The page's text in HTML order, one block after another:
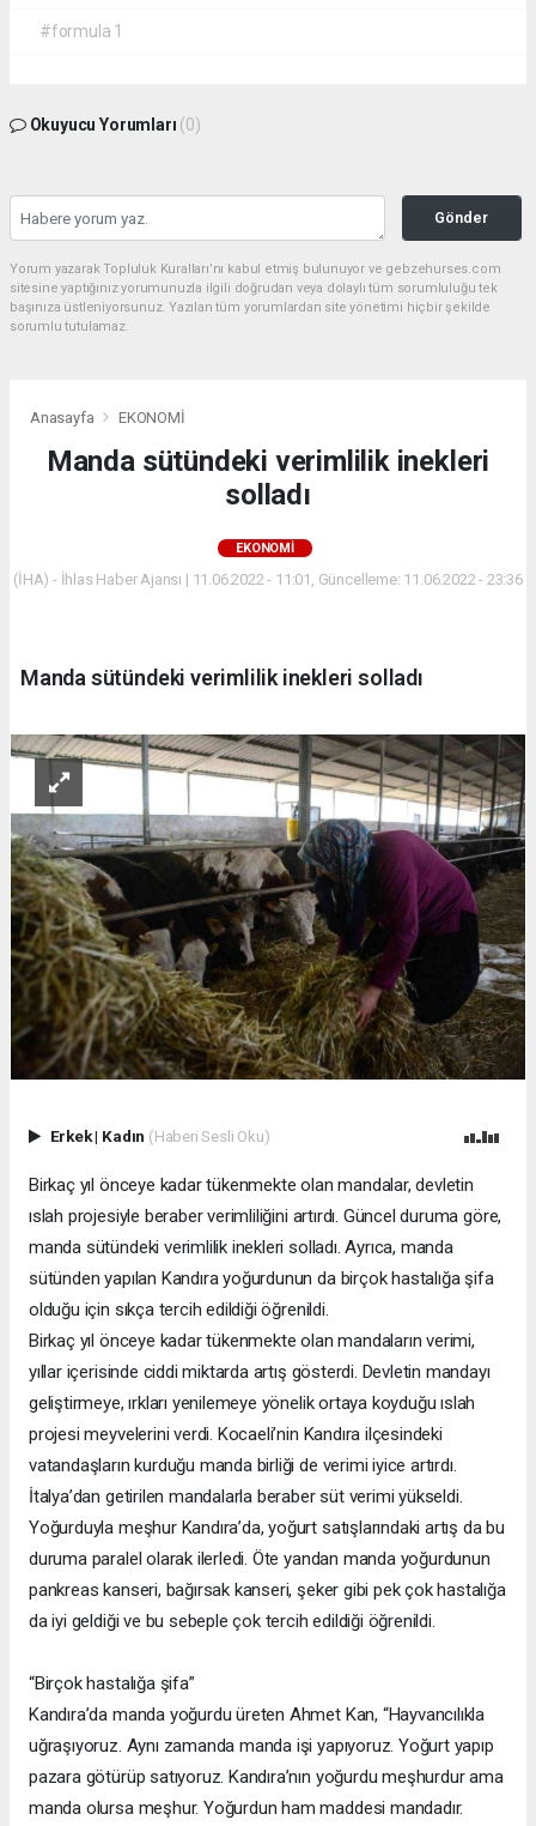
#formula 1
Okuyucu Yorumları (0)
Gönder
Yorum yazarak Topluluk Kuralları’nı kabul etmiş bulunuyor ve gebzehurses.com
sitesine yaptığınız yorumunuzla ilgili doğrudan veya dolaylı tüm sorumluluğu tek
başınıza üstleniyorsunuz. Yazılan tüm yorumlardan site yönetimi hiçbir şekilde
sorumlu tutulamaz.
Anasayfa EKONOMİ
Manda sütündeki verimlilik inekleri
solladı
EKONOMİ
(İHA) - İhlas Haber Ajansı | 11.06.2022 - 11:01, Güncelleme: 11.06.2022 - 23:36
Manda sütündeki verimlilik inekleri solladı
Erkek| Kadın (Haberi Sesli Oku)
Birkaç yıl önceye kadar tükenmekte olan mandalar, devletin
ıslah projesiyle beraber verimliliğini artırdı. Güncel duruma göre,
manda sütündeki verimlilik inekleri solladı. Ayrıca, manda
sütünden yapılan Kandıra yoğurdunun da birçok hastalığa şifa
olduğu için sıkça tercih edildiği öğrenildi.
Birkaç yıl önceye kadar tükenmekte olan mandaların verimi,
yıllar içerisinde ciddi miktarda artış gösterdi. Devletin mandayı
geliştirmeye, ırkları yenilemeye yönelik ortaya koyduğu ıslah
projesi meyvelerini verdi. Kocaeli’nin Kandıra ilçesindeki
vatandaşların kurduğu manda birliği de verimi iyice artırdı.
İtalya’dan getirilen mandalarla beraber süt verimi yükseldi.
Yoğurduyla meşhur Kandıra’da, yoğurt satışlarındaki artış da bu
duruma paralel olarak ilerledi. Öte yandan manda yoğurdunun
pankreas kanseri, bağırsak kanseri, şeker gibi pek çok hastalığa
da iyi geldiği ve bu sebeple çok tercih edildiği öğrenildi.
“Birçok hastalığa şifa”
Kandıra’da manda yoğurdu üreten Ahmet Kan, “Hayvancılıkla
uğraşıyoruz. Aynı zamanda manda işi yapıyoruz. Yoğurt yapıp
pazara götürüp satıyoruz. Kandıra’nın yoğurdu meşhurdur ama
manda olursa meşhur. Yoğurdun ham maddesi mandadır.